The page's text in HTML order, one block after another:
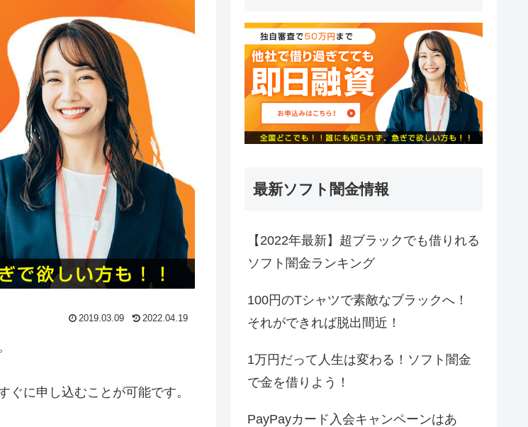
2019.03.09 2022.04.19
に申し込むことが可能です。
最新ソフト闇金情報
【2022年最新】超ブラックでも借りれる
ソフト闇金ランキング
100円のTシャツで素敵なブラックへ！
それができれば脱出間近！
1万円だって人生は変わる！ソフト闇金
で金を借りよう！
PayPayカード入会キャンペーンはあ